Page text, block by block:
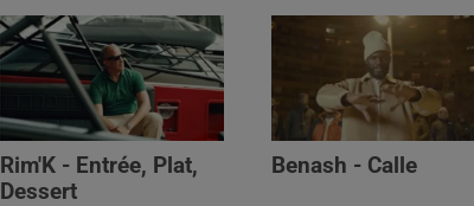
Rim'K - Entrée, Plat,
Dessert
Benash - Calle